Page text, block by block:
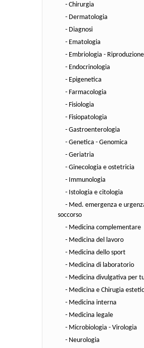
- Chirurgia
- Dermatologia
- Diagnosi
- Ematologia
- Embriologia - Riproduzione
- Endocrinologia
- Epigenetica
- Farmacologia
- Fisiologia
- Fisiopatologia
- Gastroenterologia
- Genetica - Genomica
- Geriatria
- Ginecologia e ostetricia
- Immunologia
- Istologia e citologia
- Med. emergenza e
soccorso
- Medicina complementare
- Medicina del lavoro
- Medicina dello sport
- Medicina di laboratorio
- Medicina divulgativa per
- Medicina e Chirugia
- Medicina interna
- Medicina legale
- Microbiologia - Virologia
- Neurologia